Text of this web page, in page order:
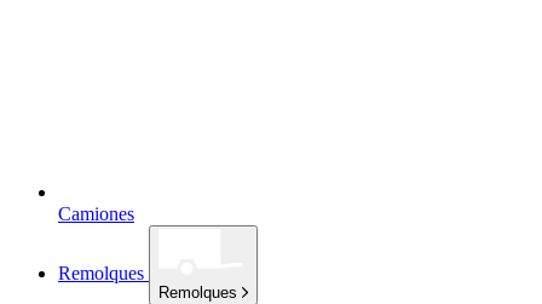
Camiones
Remolques
Remolques